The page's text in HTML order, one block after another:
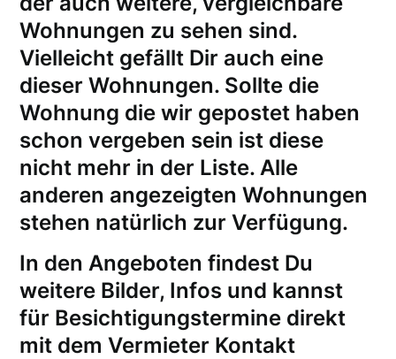
Wohnungen zu sehen sind.
Vielleicht gefällt Dir auch eine
dieser Wohnungen. Sollte die
Wohnung die wir gepostet haben
schon vergeben sein ist diese
nicht mehr in der Liste. Alle
anderen angezeigten Wohnungen
stehen natürlich zur Verfügung.
In den Angeboten findest Du
weitere Bilder, Infos und kannst
für Besichtigungstermine direkt
mit dem Vermieter Kontakt